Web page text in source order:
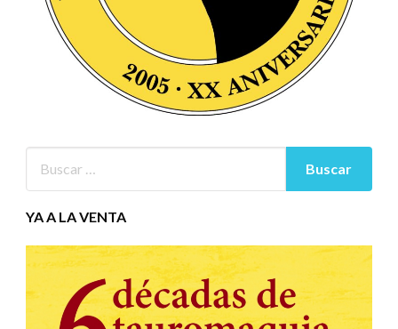
YA A LA VENTA